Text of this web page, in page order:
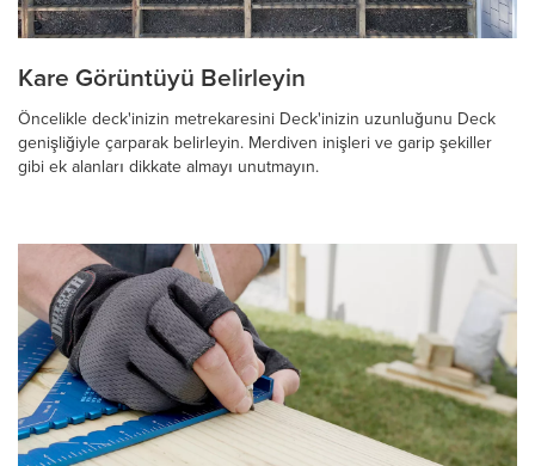
Kare Görüntüyü Belirleyin
Öncelikle deck'inizin metrekaresini Deck'inizin uzunluğunu Deck
genişliğiyle çarparak belirleyin. Merdiven inişleri ve garip şekiller
gibi ek alanları dikkate almayı unutmayın.